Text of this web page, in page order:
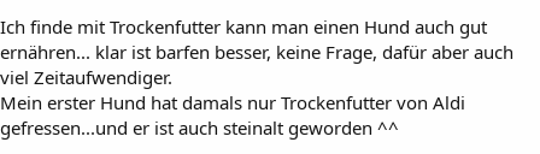
Ich finde mit Trockenfutter kann man einen Hund auch gut
ernähren... klar ist barfen besser, keine Frage, dafür aber auch
viel Zeitaufwendiger.
Mein erster Hund hat damals nur Trockenfutter von Aldi
gefressen...und er ist auch steinalt geworden ^^